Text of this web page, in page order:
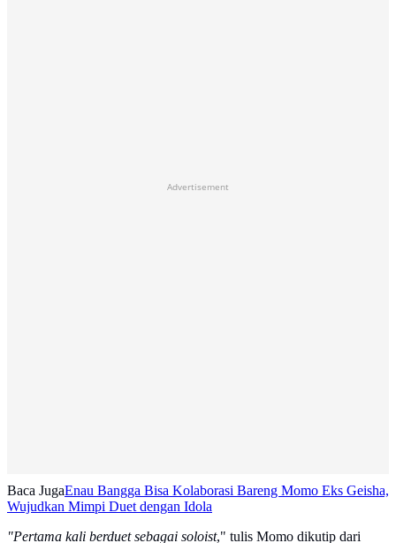
Advertisement
Baca JugaEnau Bangga Bisa Kolaborasi Bareng Momo Eks Geisha,
Wujudkan Mimpi Duet dengan Idola
"Pertama kali berduet sebagai soloist," tulis Momo dikutip dari